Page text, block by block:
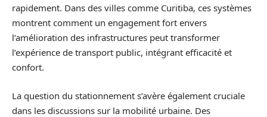
rapidement. Dans des villes comme Curitiba, ces systèmes
montrent comment un engagement fort envers
l’amélioration des infrastructures peut transformer
l’expérience de transport public, intégrant efficacité et
confort.
La question du stationnement s’avère également cruciale
dans les discussions sur la mobilité urbaine. Des